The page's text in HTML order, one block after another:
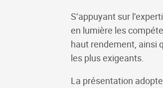
S’appuyant sur
en lumière les
haut rendement, ainsi
les plus exigeants.
La présentation